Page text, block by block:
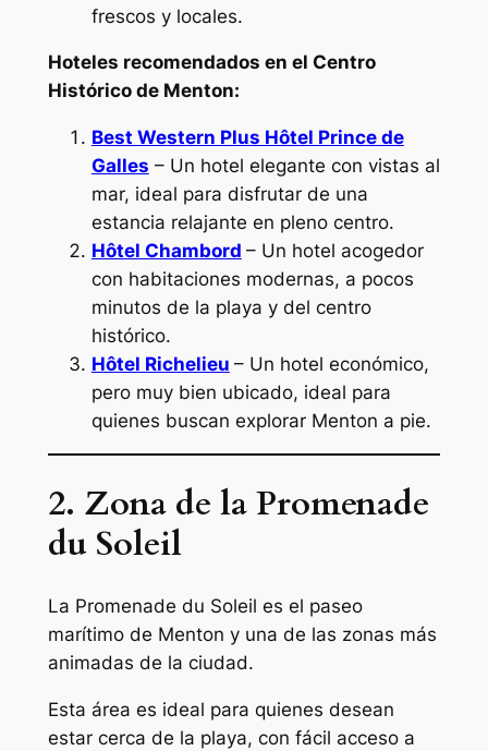
frescos y locales.
Hoteles recomendados en el Centro
Histórico de Menton:
Best Western Plus Hôtel Prince de
Galles – Un hotel elegante con vistas al
mar, ideal para disfrutar de una
estancia relajante en pleno centro.
Hôtel Chambord – Un hotel acogedor
con habitaciones modernas, a pocos
minutos de la playa y del centro
histórico.
Hôtel Richelieu – Un hotel económico,
pero muy bien ubicado, ideal para
quienes buscan explorar Menton a pie.
2. Zona de la Promenade
du Soleil
La Promenade du Soleil es el paseo
marítimo de Menton y una de las zonas más
animadas de la ciudad.
Esta área es ideal para quienes desean
estar cerca de la playa, con fácil acceso a